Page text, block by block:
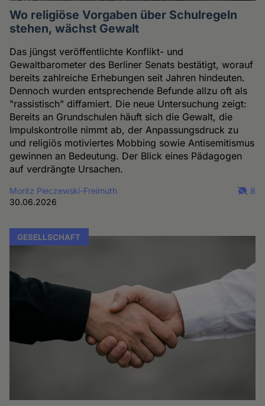
Wo religiöse Vorgaben über Schulregeln
stehen, wächst Gewalt
Das jüngst veröffentlichte Konflikt- und
Gewaltbarometer des Berliner Senats bestätigt, worauf
bereits zahlreiche Erhebungen seit Jahren hindeuten.
Dennoch wurden entsprechende Befunde allzu oft als
"rassistisch" diffamiert. Die neue Untersuchung zeigt:
Bereits an Grundschulen häuft sich die Gewalt, die
Impulskontrolle nimmt ab, der Anpassungsdruck zu
und religiös motiviertes Mobbing sowie Antisemitismus
gewinnen an Bedeutung. Der Blick eines Pädagogen
auf verdrängte Ursachen.
Moritz Pieczewski-Freimuth
30.06.2026
8
GESELLSCHAFT